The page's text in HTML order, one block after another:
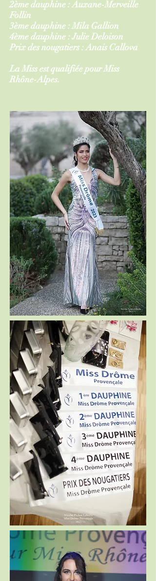
2ème dauphine : Auxane-Merveille
Follin
3ème dauphine : Mila Gallion
4ème dauphine : Julie Deloison
Prix des nougatiers : Anais Callova
La Miss est qualifiée pour Miss
Rhône-Alpes.